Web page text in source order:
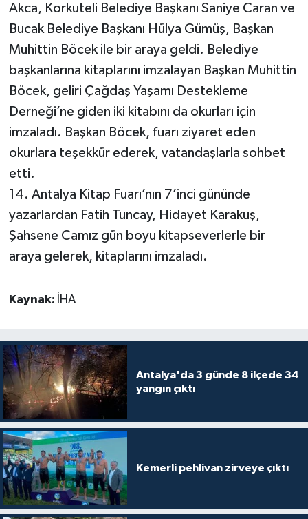
Akca, Korkuteli Belediye Başkanı Saniye Caran ve
Bucak Belediye Başkanı Hülya Gümüş, Başkan
Muhittin Böcek ile bir araya geldi. Belediye
başkanlarına kitaplarını imzalayan Başkan Muhittin
Böcek, geliri Çağdaş Yaşamı Destekleme
Derneği’ne giden iki kitabını da okurları için
imzaladı. Başkan Böcek, fuarı ziyaret eden
okurlara teşekkür ederek, vatandaşlarla sohbet
etti.
14. Antalya Kitap Fuarı’nın 7’inci gününde
yazarlardan Fatih Tuncay, Hidayet Karakuş,
Şahsene Camız gün boyu kitapseverlerle bir
araya gelerek, kitaplarını imzaladı.
Kaynak: İHA
Antalya'da 3 günde 8 ilçede 34
yangın çıktı
Kemerli pehlivan zirveye çıktı
Yaşam